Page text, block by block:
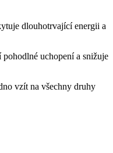
dlouhotrvající energii a
uchopení a snižuje
vzít na všechny druhy